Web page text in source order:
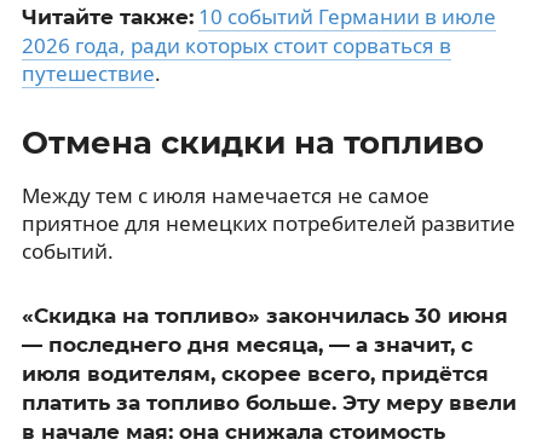
Читайте также: 10 событий Германии в июле
2026 года, ради которых стоит сорваться в
путешествие.
Отмена скидки на топливо
Между тем с июля намечается не самое
приятное для немецких потребителей развитие
событий.
«Скидка на топливо» закончилась 30 июня
— последнего дня месяца, — а значит, с
июля водителям, скорее всего, придётся
платить за топливо больше. Эту меру ввели
в начале мая: она снижала стоимость